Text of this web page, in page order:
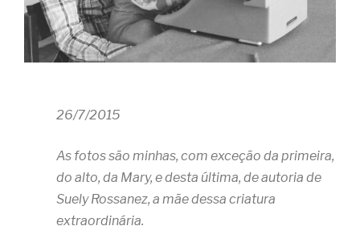
26/7/2015
As fotos são minhas, com exceção da primeira,
do alto, da Mary, e desta última, de autoria de
Suely Rossanez, a mãe dessa criatura
extraordinária.